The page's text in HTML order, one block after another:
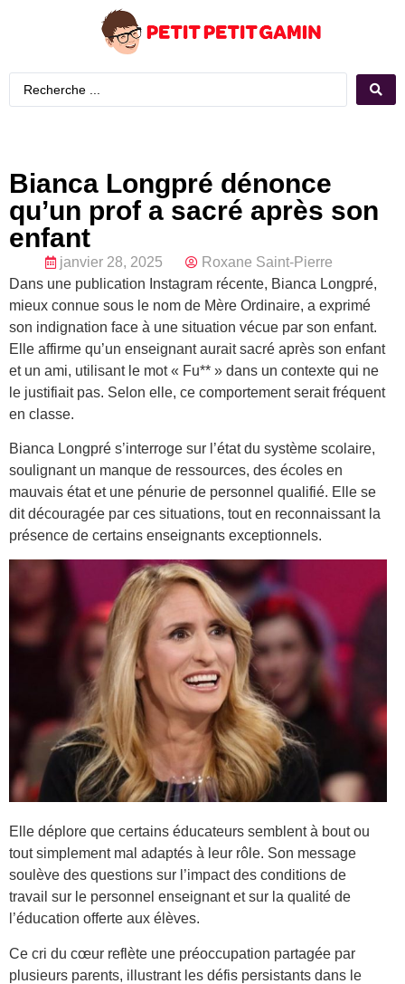
Bianca Longpré dénonce
qu’un prof a sacré après son
enfant
janvier 28, 2025
Roxane Saint-Pierre
Dans une publication Instagram récente, Bianca Longpré,
mieux connue sous le nom de Mère Ordinaire, a exprimé
son indignation face à une situation vécue par son enfant.
Elle affirme qu’un enseignant aurait sacré après son enfant
et un ami, utilisant le mot « Fu** » dans un contexte qui ne
le justifiait pas. Selon elle, ce comportement serait fréquent
en classe.
Bianca Longpré s’interroge sur l’état du système scolaire,
soulignant un manque de ressources, des écoles en
mauvais état et une pénurie de personnel qualifié. Elle se
dit découragée par ces situations, tout en reconnaissant la
présence de certains enseignants exceptionnels.
Elle déplore que certains éducateurs semblent à bout ou
tout simplement mal adaptés à leur rôle. Son message
soulève des questions sur l’impact des conditions de
travail sur le personnel enseignant et sur la qualité de
l’éducation offerte aux élèves.
Ce cri du cœur reflète une préoccupation partagée par
plusieurs parents, illustrant les défis persistants dans le